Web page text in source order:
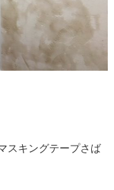
スキングテープさば